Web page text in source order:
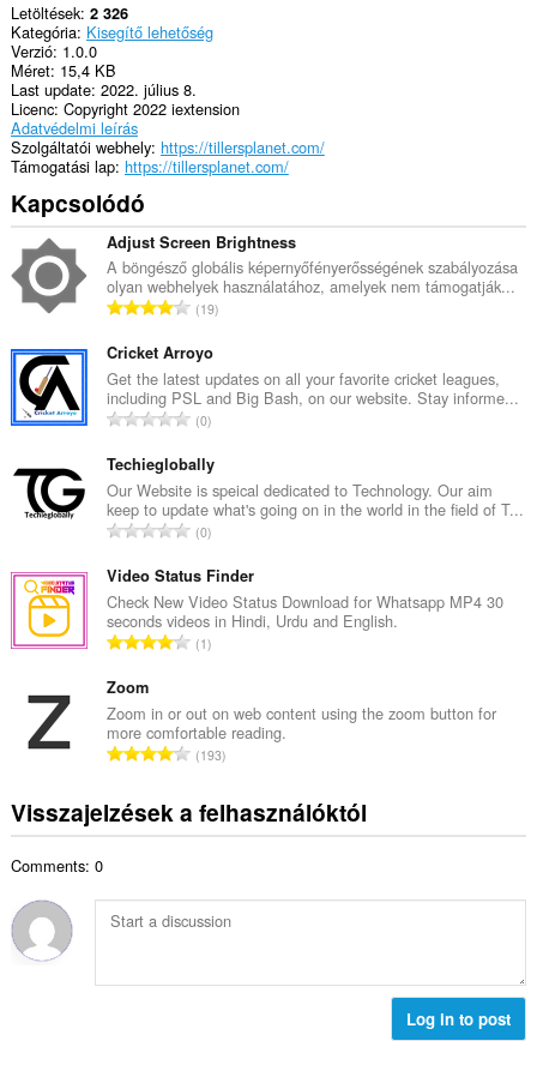
Letöltések 2 326
Kategória Kisegítő lehetőség
Verzió 1.0.0
Méret 15,4 KB
Last update 2022. július 8.
Licenc Copyright 2022 iextension
Adatvédelmi leírás
Szolgáltatói webhely https://tillersplanet.com/
Támogatási lap https://tillersplanet.com/
Kapcsolódó
Adjust Screen Brightness
A böngésző globális képernyőfényerősségének szabályozása
olyan webhelyek használatához, amelyek nem támogatják...
Ö
s
z
e
s
r
t
é
k
e
l
é
s
á
m
a
19
Cricket Arroyo
Get the latest updates on all your favorite cricket leagues,
including PSL and Big Bash, on our website. Stay informe...
Ö
s
z
e
s
r
t
é
k
l
é
s
z
á
:
0
Techieglobally
Our Website is speical dedicated to Technology. Our aim
keep to update what's going on in the world in the field of T...
Ö
s
z
e
s
t
é
k
l
é
z
a
0
Video Status Finder
Check New Video Status Download for Whatsapp MP4 30
seconds videos in Hindi, Urdu and English.
Ö
z
e
s
r
t
e
l
1
Zoom
Zoom in or out on web content using the zoom button for
more comfortable reading.
Ö
z
é
r
k
193
Visszajelzések a felhasználóktól
Comments: 0
Log in to post